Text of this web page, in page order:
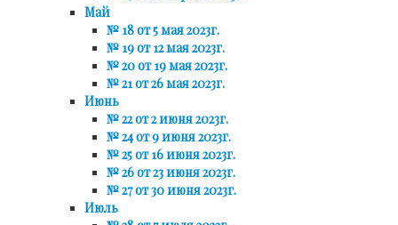
Май
№ 18 от 5 мая 2023г.
№ 19 от 12 мая 2023г.
№ 20 от 19 мая 2023г.
№ 21 от 26 мая 2023г.
Июнь
№ 22 от 2 июня 2023г.
№ 24 от 9 июня 2023г.
№ 25 от 16 июня 2023г.
№ 26 от 23 июня 2023г.
№ 27 от 30 июня 2023г.
Июль